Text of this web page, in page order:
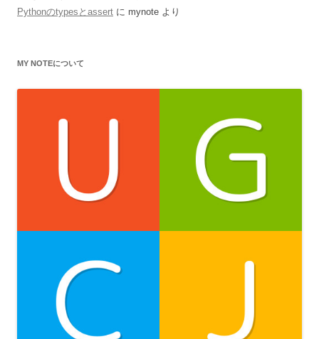
Pythonのtypesとassert に mynote より
MY NOTEについて